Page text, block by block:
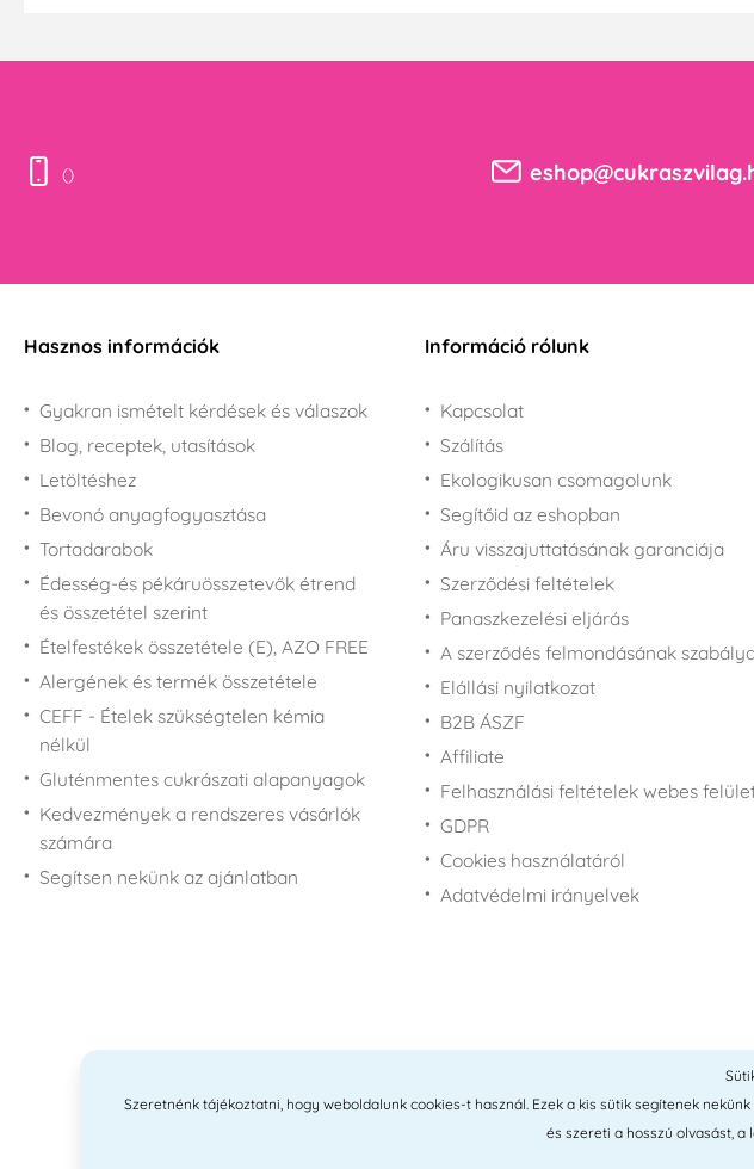
()
Hasznos információk
Gyakran ismételt kérdések és válaszok
Blog, receptek, utasítások
Letöltéshez
Bevonó anyagfogyasztása
Tortadarabok
Édesség-és pékáruösszetevők étrend
és összetétel szerint
Ételfestékek összetétele (E), AZO FREE
Alergének és termék összetétele
CEFF - Ételek szükségtelen kémia
nélkül
Gluténmentes cukrászati alapanyagok
Kedvezmények a rendszeres vásárlók
számára
Segítsen nekünk az ajánlatban
Információ rólunk
Kapcsolat
Szálítás
Ekologikusan csomagolunk
Segítőid az eshopban
Áru visszajuttatásának garanciája
Szerződési feltételek
Panaszkezelési eljárás
A szerződés felmondásának
Elállási nyilatkozat
B2B ÁSZF
Affiliate
Felhasználási feltételek webes
GDPR
Cookies használatáról
Adatvédelmi irányelvek
Szeretnénk tájékoztatni, hogy weboldalunk cookies-t használ. Ezek a kis sütik segítenek
és szereti a hosszú olvasást,